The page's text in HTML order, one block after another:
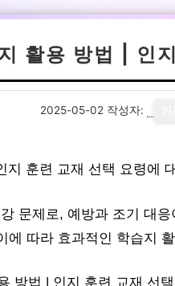
활용 방법 | 인
2025-05-02 작성자:
지 훈련 교재 선택 요령에
문제로, 예방과 조기 대
에 따라 효과적인 학습지
방법 | 인지 훈련 교재 선